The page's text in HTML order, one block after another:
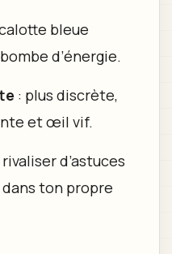
bleue
d’énergie.
: plus discrète,
et œil vif.
d’astuces
ton propre